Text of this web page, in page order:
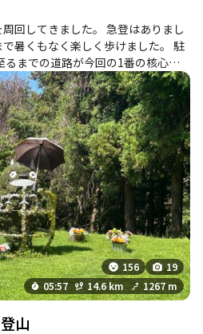
回してきました。 急登はありまし
くもなく楽しく歩けました。 駐
までの道路が今回の1番の核心部
、倒木転がってた💦 トイレ 駐
トロのところ)にあり。 駐車場のト
は言えず😅 トトロのところにある
てくらいオシャレでキレイ👍 あり
156
19
05:57
14.6 km 1267 m
山